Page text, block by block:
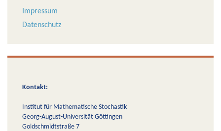
Impressum
Datenschutz
Kontakt:
Institut für Mathematische Stochastik
Georg-August-Universität Göttingen
Goldschmidtstraße 7